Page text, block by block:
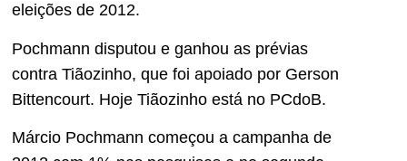
eleições de 2012.
Pochmann disputou e ganhou as prévias
contra Tiãozinho, que foi apoiado por Gerson
Bittencourt. Hoje Tiãozinho está no PCdoB.
Márcio Pochmann começou a campanha de